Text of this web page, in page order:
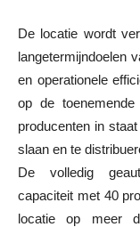
De locatie wordt
langetermijndoelen
en operationele
op de
producenten in
slaan en te
De volledig
capaciteit met 40
locatie op meer